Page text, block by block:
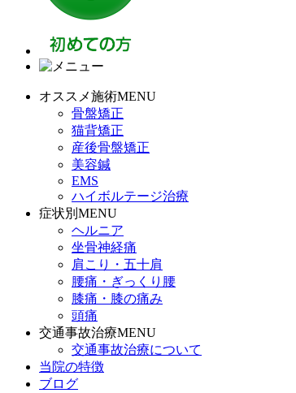
オススメ施術MENU
骨盤矯正
猫背矯正
産後骨盤矯正
美容鍼
EMS
ハイボルテージ治療
症状別MENU
ヘルニア
坐骨神経痛
肩こり・五十肩
腰痛・ぎっくり腰
膝痛・膝の痛み
頭痛
交通事故治療MENU
交通事故治療について
当院の特徴
ブログ